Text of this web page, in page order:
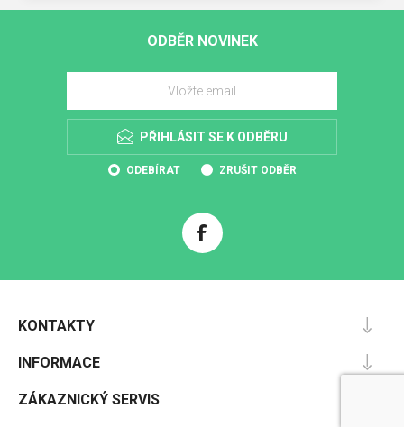
ODBĚR NOVINEK
PŘIHLÁSIT SE K ODBĚRU
ODEBÍRAT ZRUŠIT ODBĚR
KONTAKTY
INFORMACE
ZÁKAZNICKÝ SERVIS